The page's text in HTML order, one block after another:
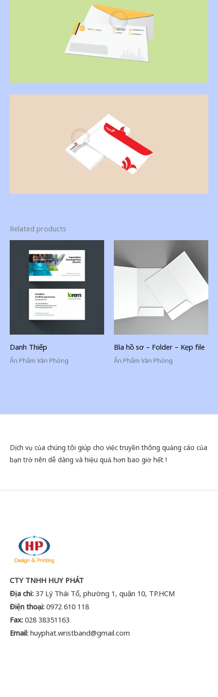
Related products
Danh Thiếp
Ấn Phẩm Văn Phòng
Bìa hồ sơ – Folder – Kẹp file
Ấn Phẩm Văn Phòng
Dịch vụ của chúng tôi giúp cho việc truyền thông quảng cáo của
bạn trở nên dễ dàng và hiệu quả hơn bao giờ hết !
CTY TNHH HUY PHÁT
Địa chỉ: 37 Lý Thái Tổ, phường 1, quận 10, TP.HCM
Điện thoại: 0972 610 118
Fax: 028 38351163
Email: huyphat.wristband@gmail.com